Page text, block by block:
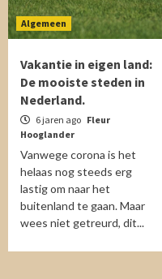
Algemeen
Vakantie in eigen land:
De mooiste steden in
Nederland.
6 jaren ago Fleur
Hooglander
Vanwege corona is het
helaas nog steeds erg
lastig om naar het
buitenland te gaan. Maar
wees niet getreurd, dit...